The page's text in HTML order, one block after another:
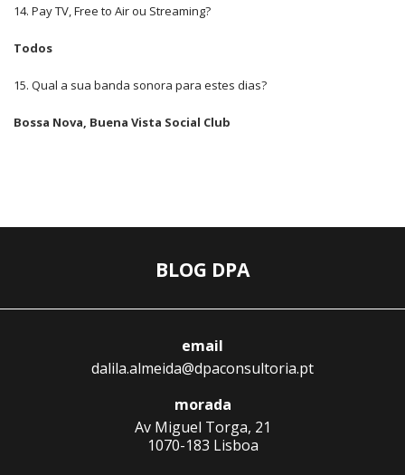
14. Pay TV, Free to Air ou Streaming?
Todos
15. Qual a sua banda sonora para estes dias?
Bossa Nova, Buena Vista Social Club
BLOG DPA
email
dalila.almeida@dpaconsultoria.pt
morada
Av Miguel Torga, 21
1070-183 Lisboa